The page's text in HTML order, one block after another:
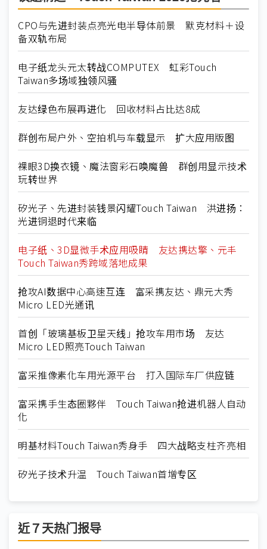
CPO与先进封装点亮光电半导体前景 默克材料＋设
备双轨布局
电子纸龙头元太转战COMPUTEX 虹彩Touch
Taiwan多场域独领风骚
友达绿色布展再进化 回收材料占比达8成
群创布局户外、空拍机与车载显示 扩大应用版图
裸眼3D换衣镜、魔法窗彩石唤魔兽 群创用显示技术
玩转世界
矽光子、先进封装钱景闪耀Touch Taiwan 洪进扬：
光进铜退时代来临
电子纸、3D显微手术应用吸睛 友达携达擎、元丰
Touch Taiwan秀跨域落地成果
抢攻AI数据中心高速互连 富采携友达、鼎元大秀
Micro LED光通讯
首创「玻璃基板卫星天线」抢攻车用市场 友达
Micro LED照亮Touch Taiwan
富采推像素化车用光源平台 打入国际车厂供应链
富采携手生态圈夥伴 Touch Taiwan抢进机器人自动
化
明基材料Touch Taiwan秀身手 四大战略支柱齐亮相
矽光子技术升温 Touch Taiwan首增专区
近７天热门报导